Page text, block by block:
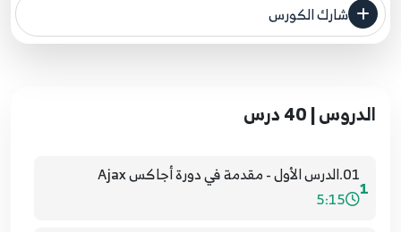
شارك الكورس
الدروس | 40 درس
1
01.الدرس الأول - مقدمة في دورة أجاكس Ajax
5:15